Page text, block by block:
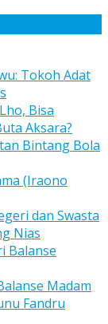
Tokoh Adat
Lho, Bisa
Aksara?
Bintang Bola
(Iraono
dan Swasta
Nias
Balanse
Madam
Fandru